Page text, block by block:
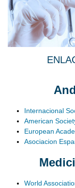
Internacional
American
European
Asociacion
World